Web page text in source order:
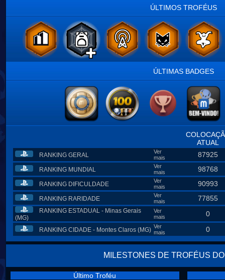
ÚLTIMOS TROFÉUS
ÚLTIMAS BADGES
ATUAL
RANKING GERAL
Ver
mais
87925
RANKING MUNDIAL
Ver
mais
98768
RANKING DIFICULDADE
Ver
mais
90993
RANKING RARIDADE
Ver
mais
77855
RANKING ESTADUAL - Minas Gerais
(MG)
Ver
mais
0
RANKING CIDADE - Montes Claros (MG) Ver
mais
0
MILESTONES DE TROFÉUS
Último Troféu